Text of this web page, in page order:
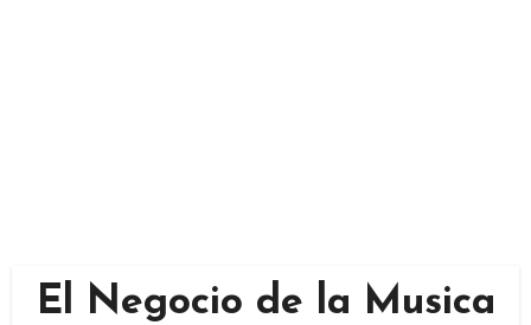
El Negocio de la Musica